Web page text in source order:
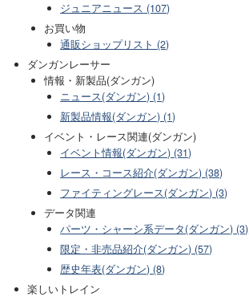
ジュニアニュース (107)
お買い物
通販ショップリスト (2)
ダンガンレーサー
情報・新製品(ダンガン)
ニュース(ダンガン) (1)
新製品情報(ダンガン) (1)
イベント・レース関連(ダンガン)
イベント情報(ダンガン) (31)
レース・コース紹介(ダンガン) (38)
ファイティングレース(ダンガン) (3)
データ関連
パーツ・シャーシ系データ(ダンガン) (3)
限定・非売品紹介(ダンガン) (57)
歴史年表(ダンガン) (8)
楽しいトレイン